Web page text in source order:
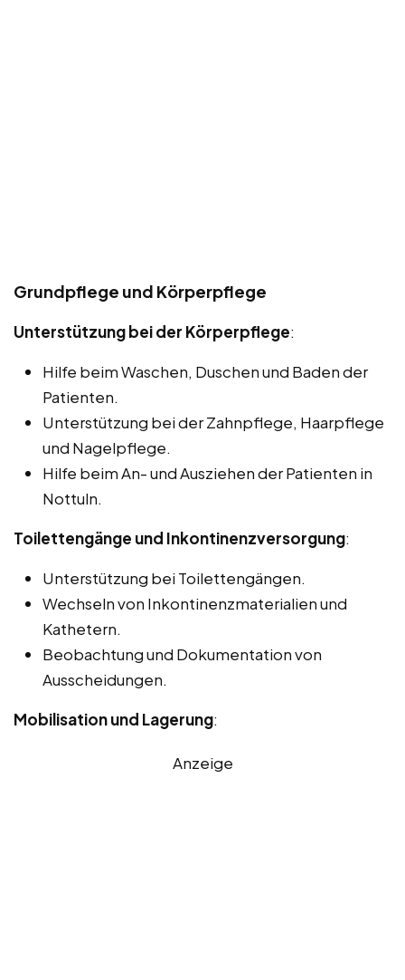
Grundpflege und Körperpflege
Unterstützung bei der Körperpflege:
Hilfe beim Waschen, Duschen und Baden der
Patienten.
Unterstützung bei der Zahnpflege, Haarpflege
und Nagelpflege.
Hilfe beim An- und Ausziehen der Patienten in
Nottuln.
Toilettengänge und Inkontinenzversorgung:
Unterstützung bei Toilettengängen.
Wechseln von Inkontinenzmaterialien und
Kathetern.
Beobachtung und Dokumentation von
Ausscheidungen.
Mobilisation und Lagerung:
Anzeige